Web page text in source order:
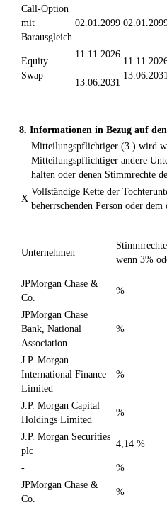
Call-Option
mit
Barausgleich
02.01.2099
Equity
Swap
11.11.2026
–
13.06.2031
13.06.2031
8. Informationen in Bezug auf
Mitteilungspflichtiger (3.) wird
Mitteilungspflichtiger andere
halten oder denen Stimmrechte
X
Vollständige Kette der
beherrschenden Person oder
Unternehmen
wenn 3%
JPMorgan Chase &
Co.
%
JPMorgan Chase
Bank, National
Association
%
J.P. Morgan
International Finance
Limited
%
J.P. Morgan Capital
Holdings Limited
%
J.P. Morgan Securities
plc
4,14 %
- %
JPMorgan Chase &
Co.
%